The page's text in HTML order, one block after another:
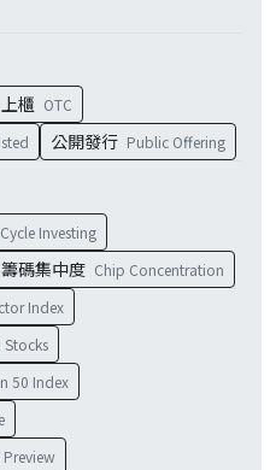
上櫃 OTC
公開發行 Public Offering
Investing
籌碼集中度 Chip Concentration
Index
Stocks
50 Index